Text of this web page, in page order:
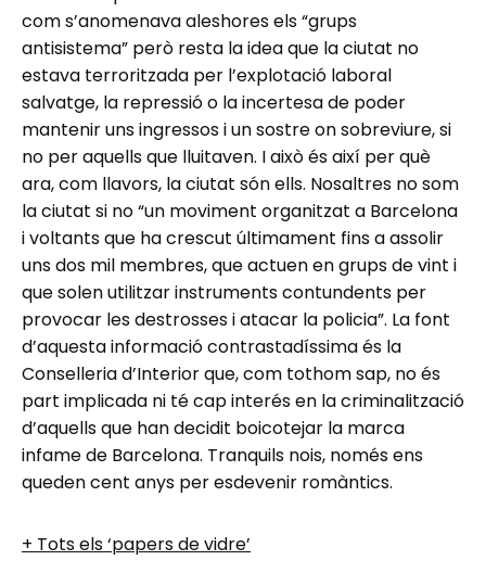
com s’anomenava aleshores els “grups
antisistema” però resta la idea que la ciutat no
estava terroritzada per l’explotació laboral
salvatge, la repressió o la incertesa de poder
mantenir uns ingressos i un sostre on sobreviure, si
no per aquells que lluitaven. I això és així per què
ara, com llavors, la ciutat són ells. Nosaltres no som
la ciutat si no “un moviment organitzat a Barcelona
i voltants que ha crescut últimament fins a assolir
uns dos mil membres, que actuen en grups de vint i
que solen utilitzar instruments contundents per
provocar les destrosses i atacar la policia”. La font
d’aquesta informació contrastadíssima és la
Conselleria d’Interior que, com tothom sap, no és
part implicada ni té cap interés en la criminalització
d’aquells que han decidit boicotejar la marca
infame de Barcelona. Tranquils nois, només ens
queden cent anys per esdevenir romàntics.
+ Tots els ‘papers de vidre’